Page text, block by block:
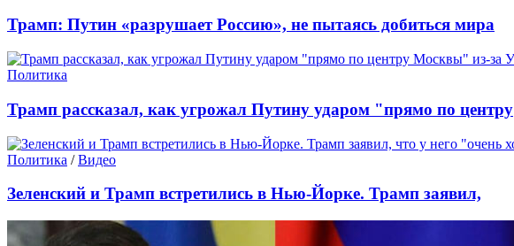
Трамп: Путин «разрушает Россию», не пытаясь добиться мира
Политика
Трамп рассказал, как угрожал Путину ударом "прямо по центру
Политика /Видео
Зеленский и Трамп встретились в Нью-Йорке. Трамп заявил,